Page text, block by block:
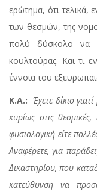
ερώτημα, ότι τελικά,
των θεσμών, της
πολύ δύσκολο να
κουλτούρας. Και τι
έννοια του
Κ.Α.: Έχετε δίκιο
κυρίως στις
φυσιολογική είτε
Αναφέρετε, για
Δικαστηρίου, που
κατεύθυνση να